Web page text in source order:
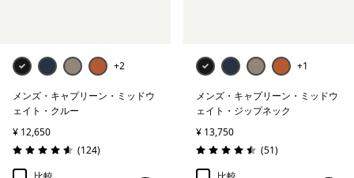
+2
メンズ・キャプリーン・ミッドウ
ェイト・クルー
¥ 12,650
評価: 4.6 / 5
(124レビュー
)
+1
メンズ・キャプリーン・ミッドウ
ェイト・ジップネック
¥ 13,750
評価: 4.5 / 5
(51レビュー
)